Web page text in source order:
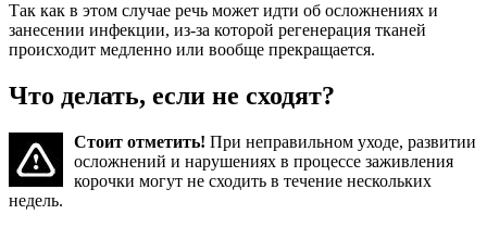
Так как в этом случае речь может идти об осложнениях и
занесении инфекции, из-за которой регенерация тканей
происходит медленно или вообще прекращается.
Что делать, если не сходят?
Стоит отметить! При неправильном уходе, развитии
осложнений и нарушениях в процессе заживления
корочки могут не сходить в течение нескольких
недель.